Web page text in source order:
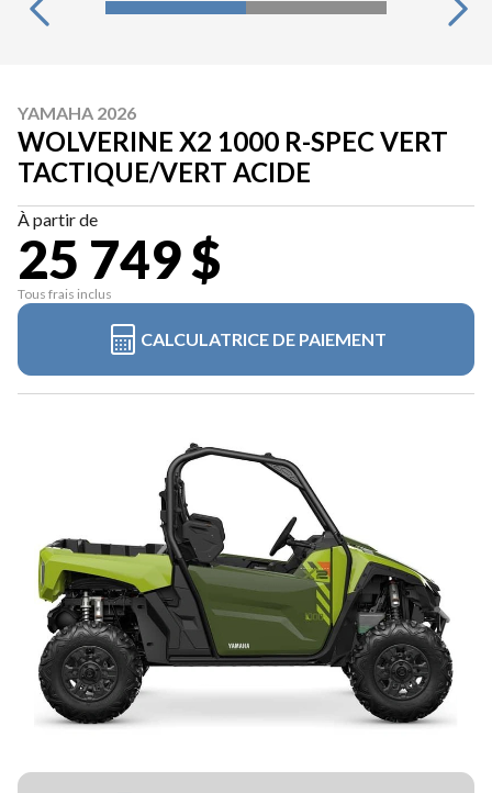
YAMAHA 2026
WOLVERINE X2 1000 R-SPEC VERT
TACTIQUE/VERT ACIDE
À partir de
25 749 $
Tous frais inclus
CALCULATRICE DE PAIEMENT